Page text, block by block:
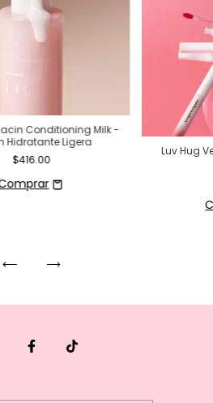
Conditioning Milk -
Hidratante Ligera
$416.00
Luv Hug